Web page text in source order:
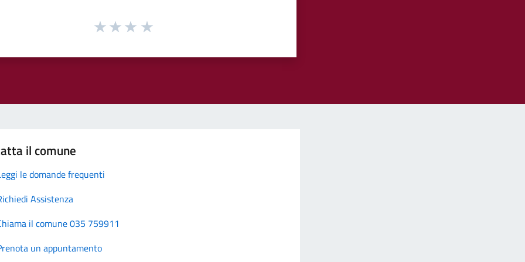
il comune
le domande frequenti
Assistenza
il comune 035 759911
un appuntamento